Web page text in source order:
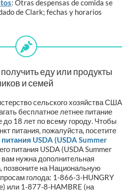
: Otras despensas de comida se
de Clark; fechas y horarios
еду или продукты
и семей
сельского хозяйства США
бесплатное летнее питание
до 18 лет по всему городу. Чтобы
питания, пожалуйста, посетите
питания USDA (USDA Summer
питания USDA (USDA Summer
нужна дополнительная
позвоните на Национальную
голода: 1-866-3-HUNGRY
или 1-877-8-HAMBRE (на